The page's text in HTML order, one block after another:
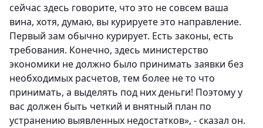
сейчас здесь говорите, что это не совсем ваша
вина, хотя, думаю, вы курируете это направление.
Первый зам обычно курирует. Есть законы, есть
требования. Конечно, здесь министерство
экономики не должно было принимать заявки без
необходимых расчетов, тем более не то что
принимать, а выделять под них деньги! Поэтому у
вас должен быть четкий и внятный план по
устранению выявленных недостатков», - сказал он.